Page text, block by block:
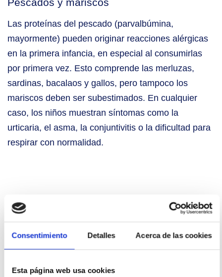
Consentimiento Detalles Acerca de las cookies
Esta página web usa cookies
Las proteínas del pescado (parvalbúmina,
mayormente) pueden originar reacciones alérgicas
en la primera infancia, en especial al consumirlas
por primera vez. Esto comprende las merluzas,
sardinas, bacalaos y gallos, pero tampoco los
mariscos deben ser subestimados. En cualquier
caso, los niños muestran síntomas como la
urticaria, el asma, la conjuntivitis o la dificultad para
respirar con normalidad.
Bibliografía
Antonio Martorell-Aragonés, Elena Alonso-
Lebrero. Alergia alimentaria. Elsevier.es:
https://www.elsevier.es/es-revista-anales-
pediatria-continuada-51-articulo-alergia-